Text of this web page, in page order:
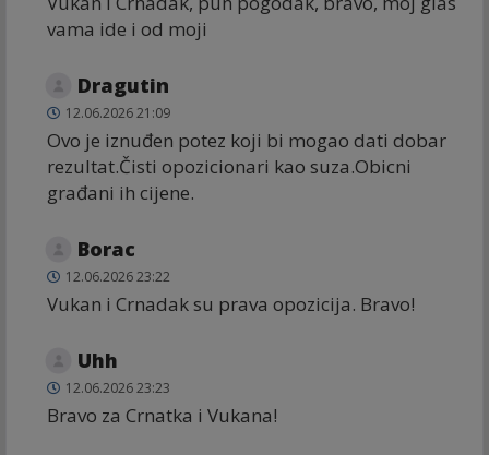
vama ide i od moji
Dragutin
12.06.2026 21:09
Ovo je iznuđen potez koji bi mogao dati dobar
rezultat.Čisti opozicionari kao suza.Obicni
građani ih cijene.
Borac
12.06.2026 23:22
Vukan i Crnadak su prava opozicija. Bravo!
Uhh
12.06.2026 23:23
Bravo za Crnatka i Vukana!